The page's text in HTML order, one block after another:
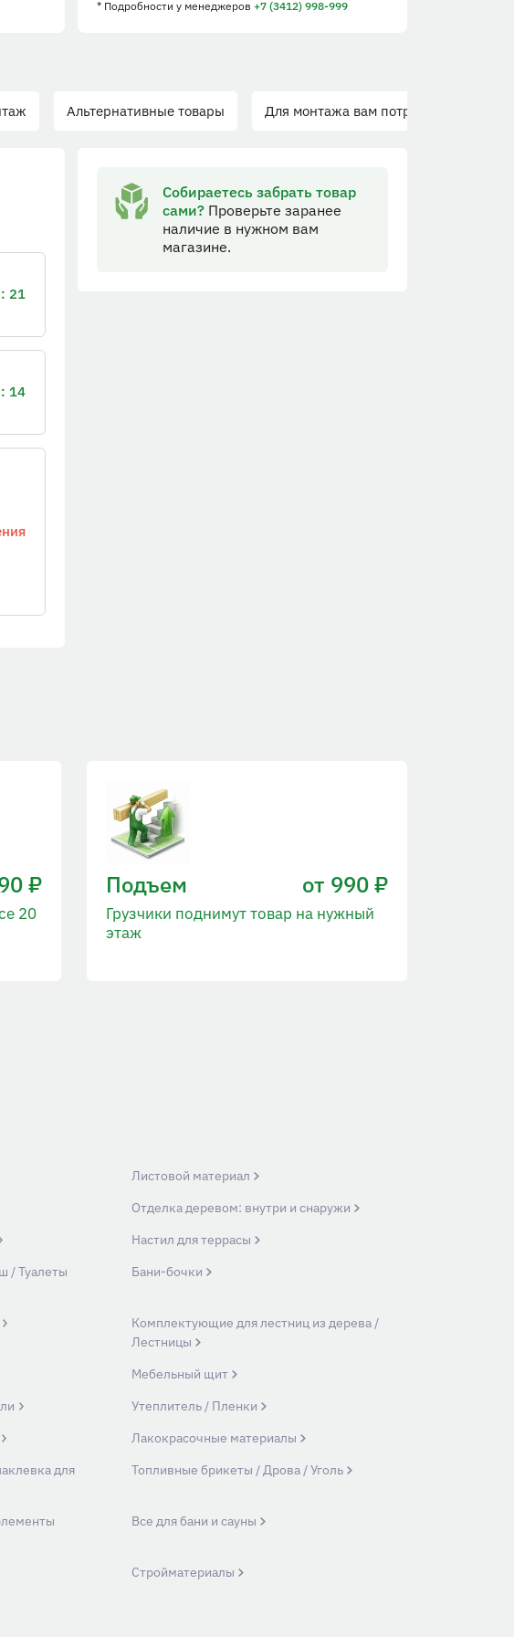
* Подробностиу менеджеров+7 (3412) 998-999
Альтернативные товары Для монтажа вам потребуется
21
14
Собираетесь забрать товар
сами?Проверьте заранее
наличие в нужном вам
магазине.
₽
20
Подъем от 990 ₽
Грузчики поднимут товар на нужный
этаж
Листовой материал
Отделка деревом: внутри и снаружи
Настил для террасы
/ Туалеты
Бани-бочки
Комплектующие для лестниц из дерева /
Лестницы
Мебельный щит
Утеплитель / Пленки
Лакокрасочные материалы
для
Топливные брикеты / Дрова / Уголь
Все для бани и сауны
Стройматериалы